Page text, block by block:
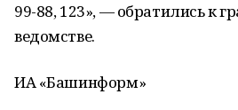
99-88, 123», — обратились к
ведомстве.
ИА «Башинформ»